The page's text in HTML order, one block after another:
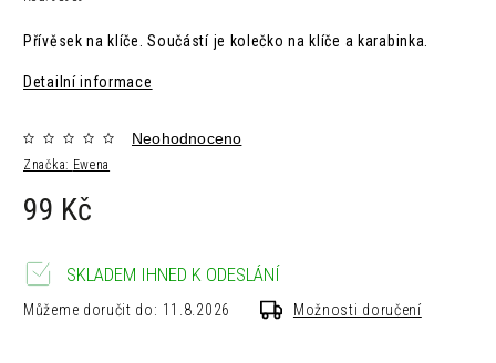
Přívěsek na klíče. Součástí je kolečko na klíče a karabinka.
Detailní informace
Značka: Ewena
Neohodnoceno
99 Kč
SKLADEM IHNED K ODESLÁNÍ
Můžeme doručit do: 11.8.2026 Možnosti doručení